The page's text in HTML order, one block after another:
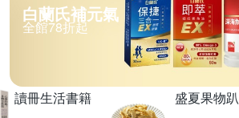
白蘭氏補元氣
全館78折起
讀冊生活書籍
盛夏果物趴